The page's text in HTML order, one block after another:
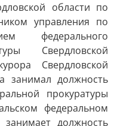
области по
управления по
федерального
Свердловской
Свердловской
занимал должность
прокуратуры
федеральном
должность